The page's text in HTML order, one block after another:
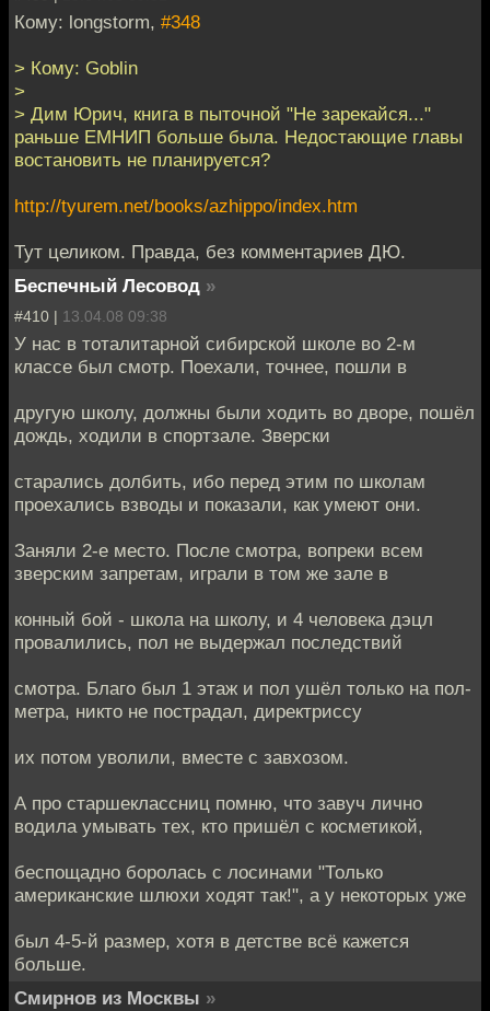
Кому: longstorm, #348
> Кому: Goblin
>
> Дим Юрич, книга в пыточной "Не зарекайся..."
раньше ЕМНИП больше была. Недостающие главы
востановить не планируется?
http://tyurem.net/books/azhippo/index.htm
Тут целиком. Правда, без комментариев ДЮ.
Беспечный Лесовод »
#410 | 13.04.08 09:38
У нас в тоталитарной сибирской школе во 2-м
классе был смотр. Поехали, точнее, пошли в
другую школу, должны были ходить во дворе, пошёл
дождь, ходили в спортзале. Зверски
старались долбить, ибо перед этим по школам
проехались взводы и показали, как умеют они.
Заняли 2-е место. После смотра, вопреки всем
зверским запретам, играли в том же зале в
конный бой - школа на школу, и 4 человека дэцл
провалились, пол не выдержал последствий
смотра. Благо был 1 этаж и пол ушёл только на пол-
метра, никто не пострадал, директриссу
их потом уволили, вместе с завхозом.
А про старшеклассниц помню, что завуч лично
водила умывать тех, кто пришёл с косметикой,
беспощадно боролась с лосинами "Только
американские шлюхи ходят так!", а у некоторых уже
был 4-5-й размер, хотя в детстве всё кажется
больше.
Смирнов из Москвы »